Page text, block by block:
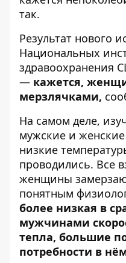
так.
Результат нового
Национальных
здравоохранения
— кажется,
мерзлячками,
На самом деле,
мужские и женские
низкие
проводились. Все
женщины
понятным
более низкая в
мужчинами
тепла, большие
потребности в